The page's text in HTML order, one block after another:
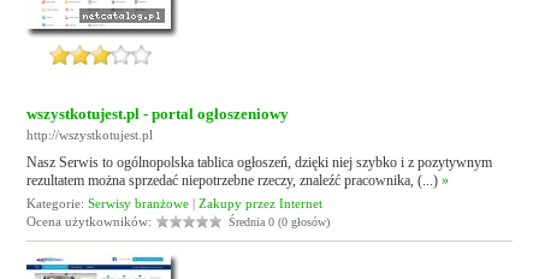
wszystkotujest.pl - portal ogłoszeniowy
http://wszystkotujest.pl
Nasz Serwis to ogólnopolska tablica ogłoszeń, dzięki niej szybko i z pozytywnym
rezultatem można sprzedać niepotrzebne rzeczy, znaleźć pracownika, (...)»
Kategorie:Serwisy branżowe |Zakupy przez Internet
Ocena użytkowników:
Średnia 0 (0 głosów)